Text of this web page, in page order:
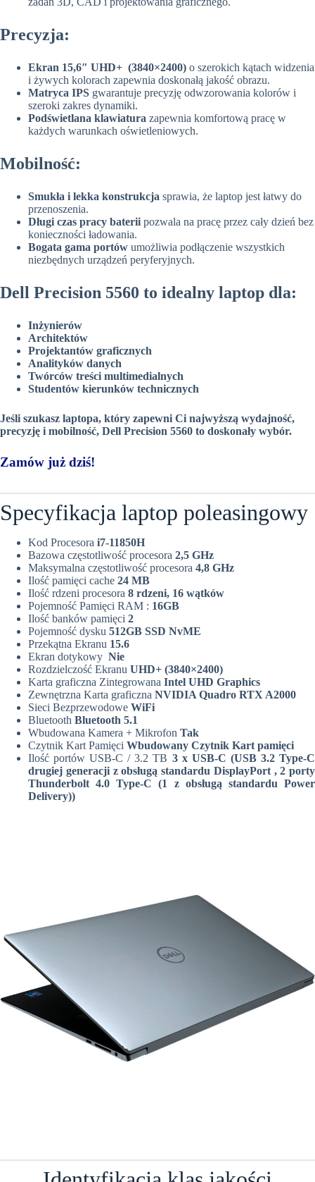
Precyzja:
Ekran 15,6″ UHD+ (3840×2400) o szerokich kątach widzenia
i żywych kolorach zapewnia doskonałą jakość obrazu.
Matryca IPS gwarantuje precyzję odwzorowania kolorów i
szeroki zakres dynamiki.
Podświetlana klawiatura zapewnia komfortową pracę w
każdych warunkach oświetleniowych.
Mobilność:
Smukła i lekka konstrukcja sprawia, że laptop jest łatwy do
przenoszenia.
Długi czas pracy baterii pozwala na pracę przez cały dzień bez
konieczności ładowania.
Bogata gama portów umożliwia podłączenie wszystkich
niezbędnych urządzeń peryferyjnych.
Dell Precision 5560 to idealny laptop dla:
Inżynierów
Architektów
Projektantów graficznych
Analityków danych
Twórców treści multimedialnych
Studentów kierunków technicznych
Jeśli szukasz laptopa, który zapewni Ci najwyższą wydajność,
precyzję i mobilność, Dell Precision 5560 to doskonały wybór.
Zamów już dziś!
Specyfikacja laptop poleasingowy
Kod Procesora i7-11850H
Bazowa częstotliwość procesora 2,5 GHz
Maksymalna częstotliwość procesora 4,8 GHz
Ilość pamięci cache 24 MB
Ilość rdzeni procesora 8 rdzeni, 16 wątków
Pojemność Pamięci RAM : 16GB
Ilość banków pamięci 2
Pojemność dysku 512GB SSD NvME
Przekątna Ekranu 15.6
Ekran dotykowy Nie
Rozdzielczość Ekranu UHD+ (3840×2400)
Karta graficzna Zintegrowana Intel UHD Graphics
Zewnętrzna Karta graficzna NVIDIA Quadro RTX A2000
Sieci Bezprzewodowe WiFi
Bluetooth Bluetooth 5.1
Wbudowana Kamera + Mikrofon Tak
Czytnik Kart Pamięci Wbudowany Czytnik Kart pamięci
Ilość portów USB-C / 3.2 TB 3 x USB-C (USB 3.2 Type-C
drugiej generacji z obsługą standardu DisplayPort , 2 porty
Thunderbolt 4.0 Type-C (1 z obsługą standardu Power
Delivery))